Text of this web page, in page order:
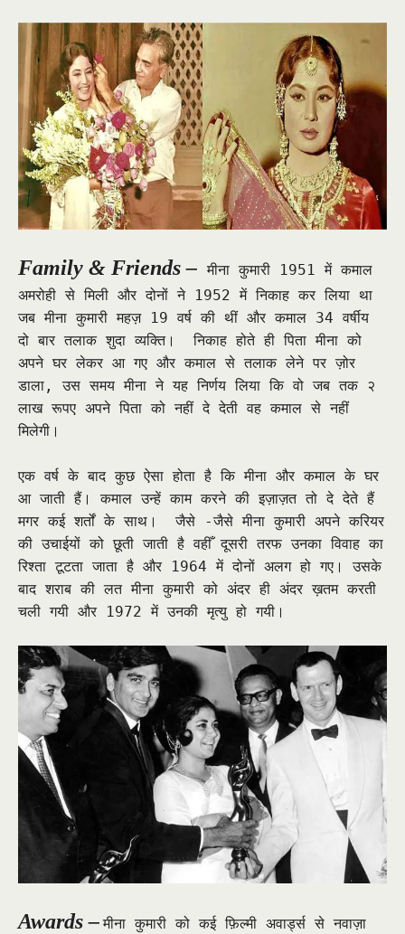
Family & Friends – मीना कुमारी 1951 में कमाल
अमरोही से मिली और दोनों ने 1952 में निकाह कर लिया था
जब मीना कुमारी महज़ 19 वर्ष की थीं और कमाल 34 वर्षीय
दो बार तलाक शुदा व्यक्ति। निकाह होते ही पिता मीना को
अपने घर लेकर आ गए और कमाल से तलाक लेने पर ज़ोर
डाला, उस समय मीना ने यह निर्णय लिया कि वो जब तक २
लाख रूपए अपने पिता को नहीं दे देती वह कमाल से नहीं
मिलेगी।
एक वर्ष के बाद कुछ ऐसा होता है कि मीना और कमाल के घर
आ जाती हैं। कमाल उन्हें काम करने की इज़ाज़त तो दे देते हैं
मगर कई शर्तों के साथ। जैसे -जैसे मीना कुमारी अपने करियर
की उचाईयों को छूती जाती है वहीँ दूसरी तरफ उनका विवाह का
रिश्ता टूटता जाता है और 1964 में दोनों अलग हो गए। उसके
बाद शराब की लत मीना कुमारी को अंदर ही अंदर ख़तम करती
चली गयी और 1972 में उनकी मृत्यु हो गयी।
Awards – मीना कुमारी को कई फ़िल्मी अवार्ड्स से नवाज़ा